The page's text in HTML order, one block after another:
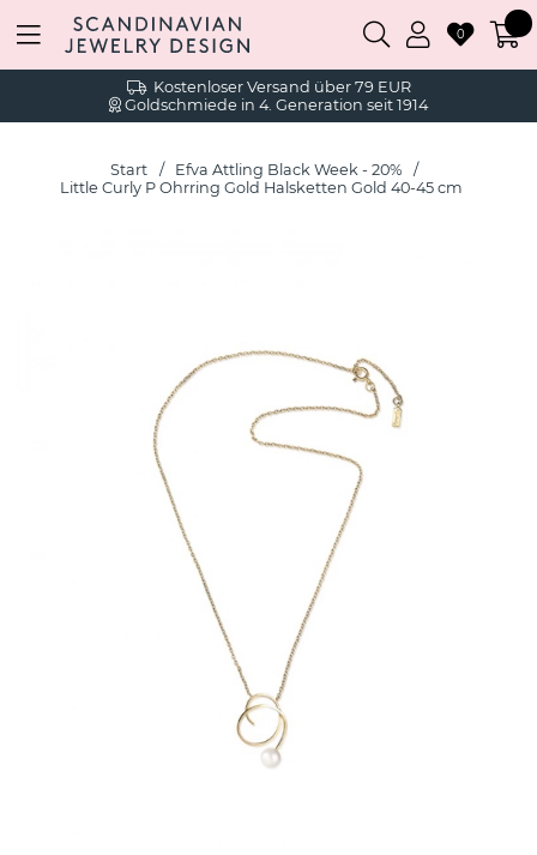
Kostenloser Versand über 79 EUR
Goldschmiede in 4. Generation seit 1914
0
Start
Efva Attling Black Week - 20%
Little Curly P Ohrring Gold Halsketten Gold 40-45 cm